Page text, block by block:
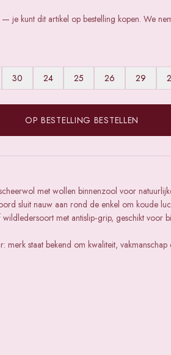
je kunt dit artikel op bestelling kopen. We
30 24 25 26 29
OP BESTELLING BESTELLEN
met wollen binnenzool voor
sluit nauw aan rond de enkel om koude
met antislip‑grip, geschikt voor
merk staat bekend om kwaliteit,